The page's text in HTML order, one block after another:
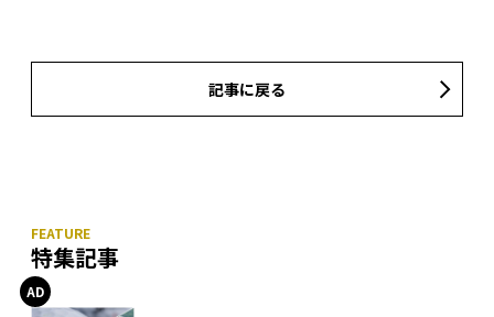
記事に戻る
特集記事